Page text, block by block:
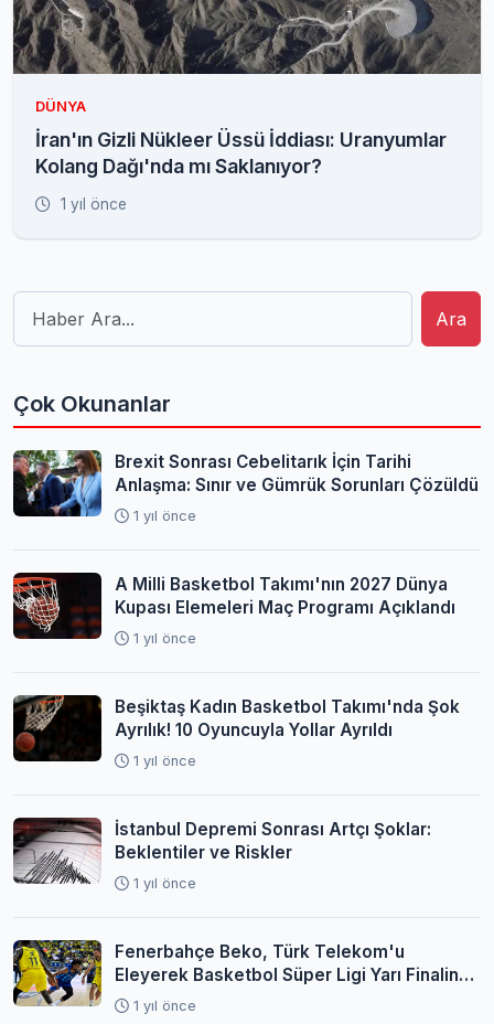
DÜNYA
İran'ın Gizli Nükleer Üssü İddiası: Uranyumlar
Kolang Dağı'nda mı Saklanıyor?
1 yıl önce
Ara
Çok Okunanlar
Brexit Sonrası Cebelitarık İçin Tarihi
Anlaşma: Sınır ve Gümrük Sorunları Çözüldü
1 yıl önce
A Milli Basketbol Takımı'nın 2027 Dünya
Kupası Elemeleri Maç Programı Açıklandı
1 yıl önce
Beşiktaş Kadın Basketbol Takımı'nda Şok
Ayrılık! 10 Oyuncuyla Yollar Ayrıldı
1 yıl önce
İstanbul Depremi Sonrası Artçı Şoklar:
Beklentiler ve Riskler
1 yıl önce
Fenerbahçe Beko, Türk Telekom'u
Eleyerek Basketbol Süper Ligi Yarı Finaline
Yükseldi
1 yıl önce